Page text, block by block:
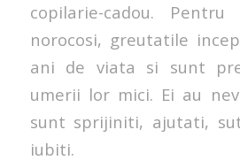
copilarie-cadou.
norocosi, greutatile
ani de viata si sunt
umerii lor mici. Ei au
sunt sprijiniti, ajutati,
iubiti.